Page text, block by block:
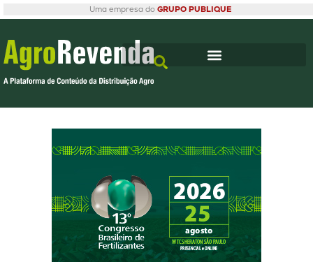
Uma empresa do GRUPO PUBLIQUE